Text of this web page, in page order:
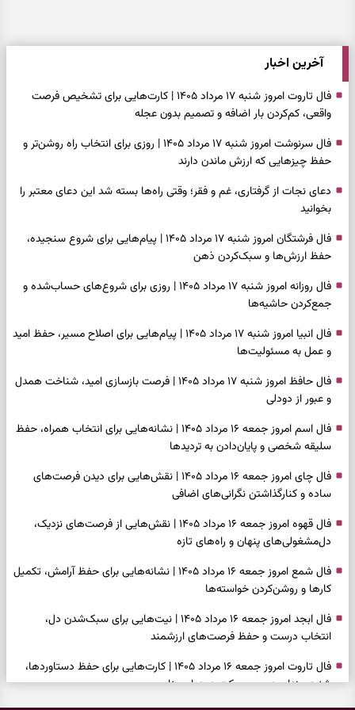
آخرین اخبار
فال تاروت امروز شنبه ۱۷ مرداد ۱۴۰۵ | کارت‌هایی برای تشخیص فرصت
واقعی، کم‌کردن بار اضافه و تصمیم بدون عجله
فال سرنوشت امروز شنبه ۱۷ مرداد ۱۴۰۵ | روزی برای انتخاب راه روشن‌تر و
حفظ چیزهایی که ارزش ماندن دارند
دعای نجات از گرفتاری، غم و فقر؛ وقتی راه‌ها بسته شد این دعای معتبر را
بخوانید
فال فرشتگان امروز شنبه ۱۷ مرداد ۱۴۰۵ | پیام‌هایی برای شروع سنجیده،
حفظ ارزش‌ها و سبک‌کردن ذهن
فال روزانه امروز شنبه ۱۷ مرداد ۱۴۰۵ | روزی برای شروع‌های حساب‌شده و
جمع‌کردن حاشیه‌ها
فال انبیا امروز شنبه ۱۷ مرداد ۱۴۰۵ | پیام‌هایی برای اصلاح مسیر، حفظ امید
و عمل به مسئولیت‌ها
فال حافظ امروز شنبه ۱۷ مرداد ۱۴۰۵ | فرصت بازسازی امید، شناخت همدل
و عبور از دودلی
فال اسم امروز جمعه ۱۶ مرداد ۱۴۰۵ | نشانه‌هایی برای انتخاب همراه، حفظ
سلیقه شخصی و پایان‌دادن به تردیدها
فال چای امروز جمعه ۱۶ مرداد ۱۴۰۵ | نقش‌هایی برای دیدن فرصت‌های
ساده و کنارگذاشتن نگرانی‌های اضافی
فال قهوه امروز جمعه ۱۶ مرداد ۱۴۰۵ | نقش‌هایی از فرصت‌های نزدیک،
دل‌مشغولی‌های پنهان و راه‌های تازه
فال شمع امروز جمعه ۱۶ مرداد ۱۴۰۵ | نشانه‌هایی برای حفظ آرامش، تکمیل
کارها و روشن‌کردن خواسته‌ها
فال ابجد امروز جمعه ۱۶ مرداد ۱۴۰۵ | نیت‌هایی برای سبک‌شدن دل،
انتخاب درست و حفظ فرصت‌های ارزشمند
فال تاروت امروز جمعه ۱۶ مرداد ۱۴۰۵ | کارت‌هایی برای حفظ دستاوردها،
شنیدن ندای درون و حرکت در زمان مناسب